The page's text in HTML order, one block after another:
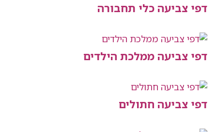
כלי תחבורה
ממלכת הילדים
חתולים